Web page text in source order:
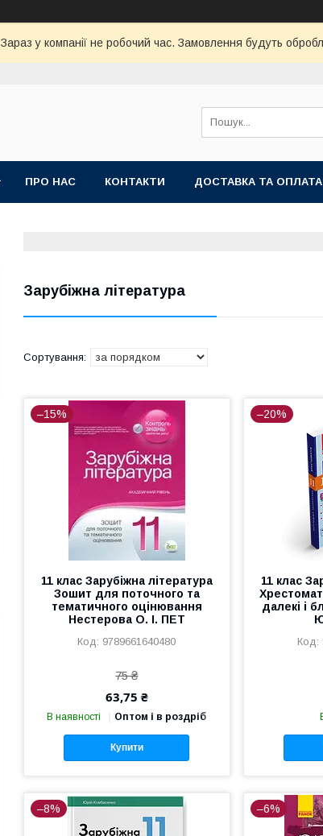
Зараз у компанії не робочий час. Замовлення будуть
ПРО НАС КОНТАКТИ ДОСТАВКА ТА ОПЛАТА
Зарубіжна література
–15%
11 клас Зарубіжна література
Зошит для поточного та
тематичного оцінювання
Нестерова О. І. ПЕТ
9789661640480
75 ₴
63,75 ₴
В наявності Оптом і в роздріб
Купити
–20%
11 клас
далекі і
–8% –6%